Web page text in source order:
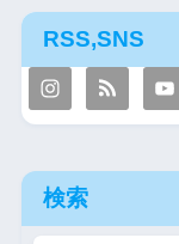
RSS,SNS
検索